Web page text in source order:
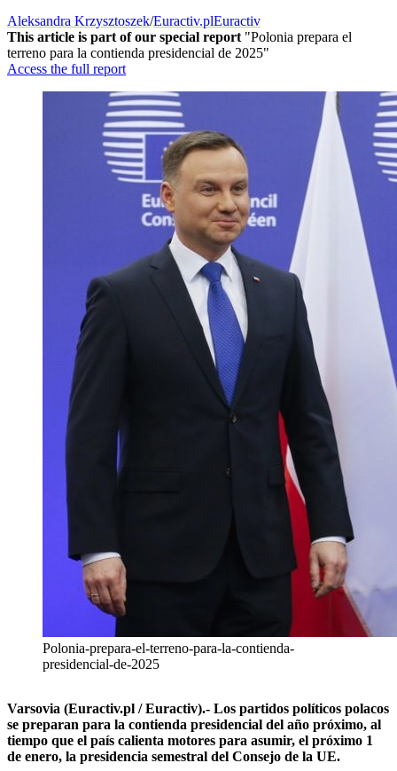
Aleksandra Krzysztoszek/Euractiv.plEuractiv
This article is part of our special report "Polonia prepara el
terreno para la contienda presidencial de 2025"
Access the full report
Polonia-prepara-el-terreno-para-la-contienda-
presidencial-de-2025
Varsovia (Euractiv.pl / Euractiv).- Los partidos políticos polacos
se preparan para la contienda presidencial del año próximo, al
tiempo que el país calienta motores para asumir, el próximo 1
de enero, la presidencia semestral del Consejo de la UE.